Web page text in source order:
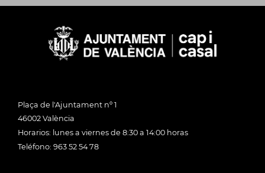
Plaça de l'Ajuntament nº 1
46002 València
Horarios: lunes a viernes de 8:30 a 14:00 horas
Teléfono: 963 52 54 78